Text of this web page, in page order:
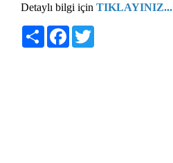
Detaylı bilgi için TIKLAYINIZ...
Share Facebook